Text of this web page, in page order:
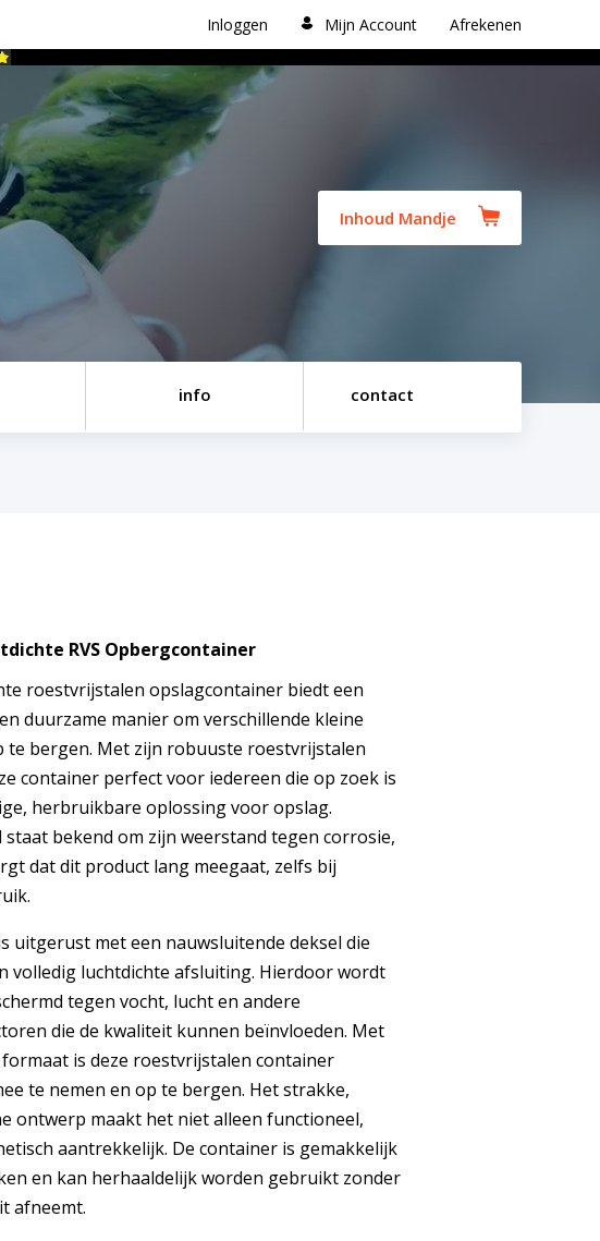
Inloggen Mijn Account Afrekenen
Inhoud Mandje
info contact
RVS Opbergcontainer
roestvrijstalen opslagcontainer biedt een
duurzame manier om verschillende kleine
te bergen. Met zijn robuuste roestvrijstalen
container perfect voor iedereen die op zoek is
herbruikbare oplossing voor opslag.
staat bekend om zijn weerstand tegen corrosie,
dat dit product lang meegaat, zelfs bij
uitgerust met een nauwsluitende deksel die
volledig luchtdichte afsluiting. Hierdoor wordt
tegen vocht, lucht en andere
die de kwaliteit kunnen beïnvloeden. Met
is deze roestvrijstalen container
te nemen en op te bergen. Het strakke,
ontwerp maakt het niet alleen functioneel,
aantrekkelijk. De container is gemakkelijk
en kan herhaaldelijk worden gebruikt zonder
afneemt.